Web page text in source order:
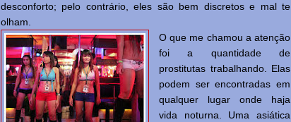
desconforto; pelo contrário, eles são bem discretos e mal te
olham.
O que me chamou a atenção
foi a quantidade de
prostitutas trabalhando. Elas
podem ser encontradas em
qualquer lugar onde haja
vida noturna. Uma asiática